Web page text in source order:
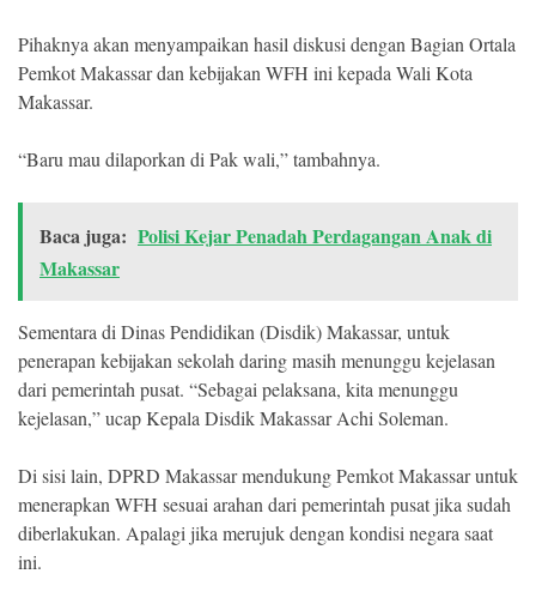
Pihaknya akan menyampaikan hasil diskusi dengan Bagian Ortala
Pemkot Makassar dan kebijakan WFH ini kepada Wali Kota
Makassar.
“Baru mau dilaporkan di Pak wali,” tambahnya.
Baca juga: Polisi Kejar Penadah Perdagangan Anak di
Makassar
Sementara di Dinas Pendidikan (Disdik) Makassar, untuk
penerapan kebijakan sekolah daring masih menunggu kejelasan
dari pemerintah pusat. “Sebagai pelaksana, kita menunggu
kejelasan,” ucap Kepala Disdik Makassar Achi Soleman.
Di sisi lain, DPRD Makassar mendukung Pemkot Makassar untuk
menerapkan WFH sesuai arahan dari pemerintah pusat jika sudah
diberlakukan. Apalagi jika merujuk dengan kondisi negara saat
ini.